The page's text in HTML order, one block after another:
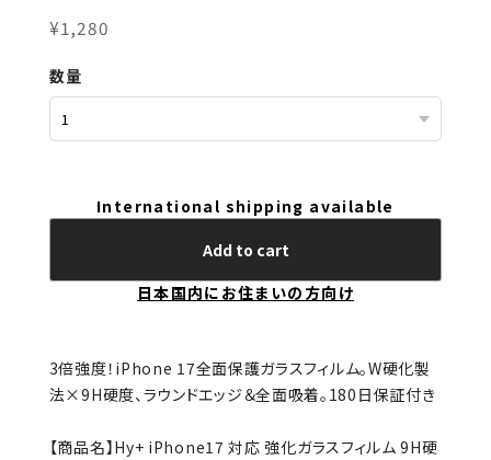
¥1,280
数量
International shipping available
Add to cart
日本国内にお住まいの方向け
3倍強度！iPhone 17全面保護ガラスフィルム。W硬化製
法×9H硬度、ラウンドエッジ＆全面吸着。180日保証付き
【商品名】Hy+ iPhone17 対応 強化ガラスフィルム 9H硬